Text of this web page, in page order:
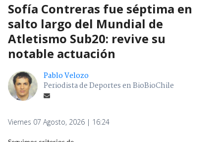
Sofía Contreras fue séptima en
salto largo del Mundial de
Atletismo Sub20: revive su
notable actuación
Pablo Velozo
Periodista de Deportes en BioBioChile
Viernes 07 Agosto, 2026 | 16:24